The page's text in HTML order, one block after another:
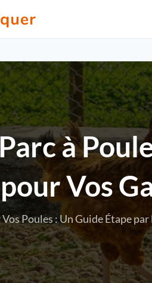
à
Vos
Poules : Un Guide Étape par